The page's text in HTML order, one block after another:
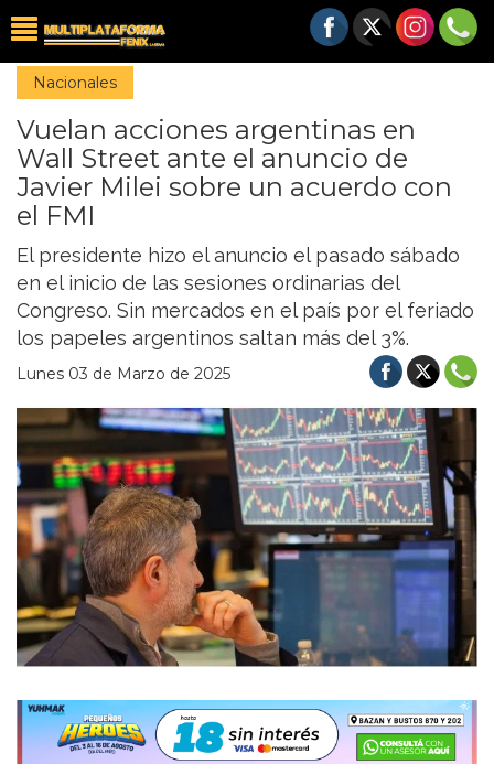
Nacionales
Vuelan acciones argentinas en
Wall Street ante el anuncio de
Javier Milei sobre un acuerdo con
el FMI
El presidente hizo el anuncio el pasado sábado
en el inicio de las sesiones ordinarias del
Congreso. Sin mercados en el país por el feriado
los papeles argentinos saltan más del 3%.
Lunes 03 de Marzo de 2025